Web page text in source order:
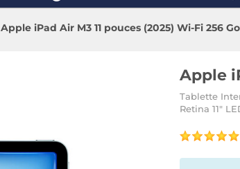
Apple iPad Air M3 11 pouces (2025) Wi-Fi 256
Apple
Tablette
Retina 11"